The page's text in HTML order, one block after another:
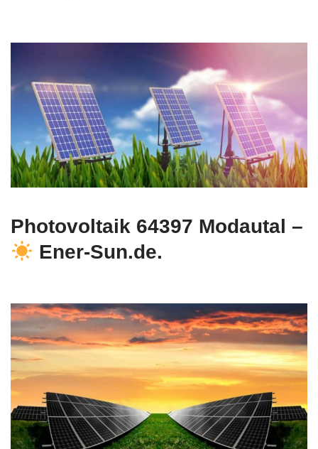
Photovoltaik 64397 Modautal –
Ener-Sun.de.